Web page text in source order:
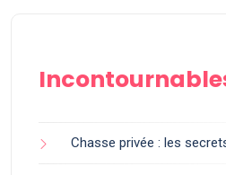
Chasse privée : les